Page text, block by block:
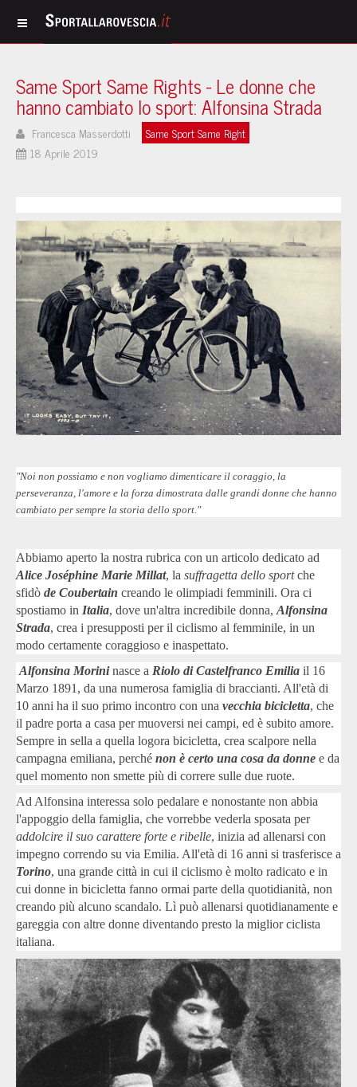
Same Sport Same Rights - Le donne che
hanno cambiato lo sport: Alfonsina Strada
Francesca Masserdotti
Same Sport Same Right
18 Aprile 2019
"Noi non possiamo e non vogliamo dimenticare il coraggio, la
perseveranza, l'amore e la forza dimostrata dalle grandi donne che hanno
cambiato per sempre la storia dello sport."
Abbiamo aperto la nostra rubrica con un articolo dedicato ad
Alice Joséphine Marie Millat, la suffragetta dello sportche
sfidò de Coubertain creando le olimpiadi femminili. Ora ci
spostiamo in Italia, dove un'altra incredibile donna, Alfonsina
Strada, crea i presupposti per il ciclismo al femminile, in un
modo certamente coraggioso e inaspettato.
Alfonsina Morininasce a Riolo di Castelfranco Emilia il 16
Marzo 1891, da una numerosa famiglia di braccianti. All'età di
10 anni ha il suo primo incontro con una vecchia bicicletta, che
il padre porta a casa per muoversi nei campi, ed è subito amore.
Sempre in sella a quella logora bicicletta, crea scalpore nella
campagna emiliana, perché non è certo una cosa da donne e da
quel momento non smette più di correre sulle due ruote.
Ad Alfonsina interessa solo pedalare e nonostante non abbia
l'appoggio della famiglia, che vorrebbe vederla sposata per
addolcire il suo carattere forte e ribelle, inizia ad allenarsi con
impegno correndo su via Emilia. All'età di 16 anni si trasferisce a
Torino, una grande città in cui il ciclismo è molto radicato e in
cui donne in bicicletta fanno ormai parte della quotidianità, non
creando più alcuno scandalo. Lì può allenarsi quotidianamente e
gareggia con altre donne diventando presto la miglior ciclista
italiana.